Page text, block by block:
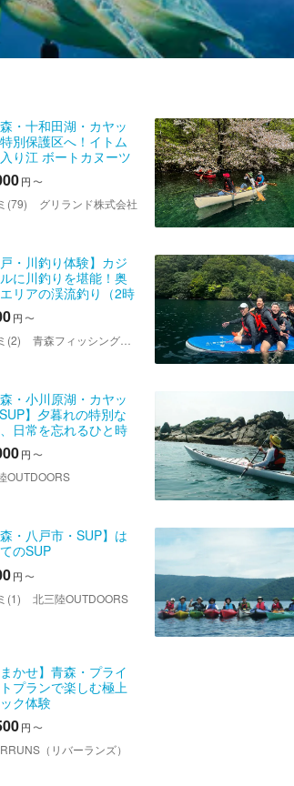
森・十和田湖・カヤッ
別保護区へ！イトム
り江 ボートカヌーツ
2時間）
円 〜
(79) グリランド株式会社
戸・川釣り体験】カジ
に川釣りを堪能！奥
リアの渓流釣り（2時
真データ付）
円 〜
(2) 青森フィッシングガイド
森・小川原湖・カヤッ
】夕暮れの特別な
日常を忘れるひと時
組限定のプライベー
ー円 〜
OUTDOORS
森・八戸市・SUP】は
のSUP
円 〜
(1) 北三陸OUTDOORS
まかせ】青森・プライ
プランで楽しむ極上
ク体験
円 〜
（リバーランズ）